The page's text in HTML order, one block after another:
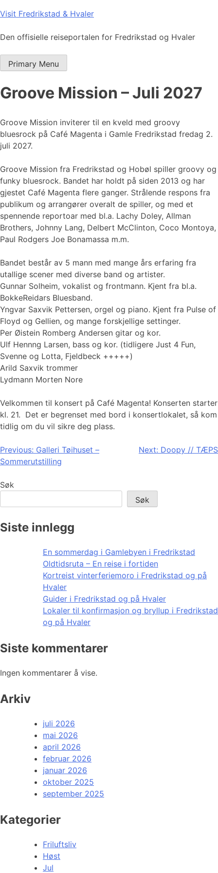
Skip
content
Visit Fredrikstad & Hvaler
Den offisielle reiseportalen for Fredrikstad og Hvaler
Primary Menu
Groove Mission – Juli 2027
Groove Mission inviterer til en kveld med groovy
bluesrock på Café Magenta i Gamle Fredrikstad fredag 2.
juli 2027.
Groove Mission fra Fredrikstad og Hobøl spiller groovy og
funky bluesrock. Bandet har holdt på siden 2013 og har
gjestet Café Magenta flere ganger. Strålende respons fra
publikum og arrangører overalt de spiller, og med et
spennende reportoar med bl.a. Lachy Doley, Allman
Brothers, Johnny Lang, Delbert McClinton, Coco Montoya,
Paul Rodgers Joe Bonamassa m.m.
Bandet består av 5 mann med mange års erfaring fra
utallige scener med diverse band og artister.
Gunnar Solheim, vokalist og frontmann. Kjent fra bl.a.
BokkeReidars Bluesband.
Yngvar Saxvik Pettersen, orgel og piano. Kjent fra Pulse of
Floyd og Gellien, og mange forskjellige settinger.
Per Øistein Romberg Andersen gitar og kor.
Ulf Hennng Larsen, bass og kor. (tidligere Just 4 Fun,
Svenne og Lotta, Fjeldbeck +++++)
Arild Saxvik trommer
Lydmann Morten Nore
Velkommen til konsert på Café Magenta! Konserten starter
kl. 21. Det er begrenset med bord i konsertlokalet, så kom
tidlig om du vil sikre deg plass.
Innleggsnavigasjon
Previous: Galleri Tøihuset –
Sommerutstilling
Next: Doopy // TÆPS
Søk
Søk
Siste innlegg
En sommerdag i Gamlebyen i Fredrikstad
Oldtidsruta – En reise i fortiden
Kortreist vinterferiemoro i Fredrikstad og på
Hvaler
Guider i Fredrikstad og på Hvaler
Lokaler til konfirmasjon og bryllup i Fredrikstad
og på Hvaler
Siste kommentarer
Ingen kommentarer å vise.
Arkiv
juli 2026
mai 2026
april 2026
februar 2026
januar 2026
oktober 2025
september 2025
Kategorier
Friluftsliv
Høst
Jul